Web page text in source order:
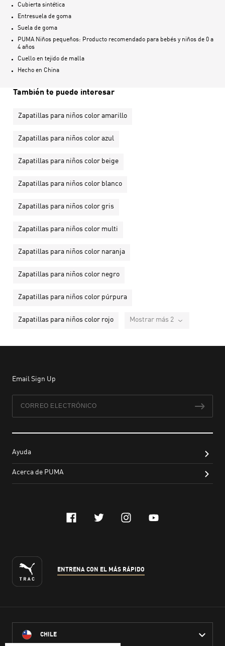
Cubierta sintética
Entresuela de goma
Suela de goma
PUMA Niños pequeños: Producto recomendado para bebés y niños de 0 a
4 años
Cuello en tejido de malla
Hecho en China
También te puede interesar
Zapatillas para niños color amarillo
Zapatillas para niños color azul
Zapatillas para niños color beige
Zapatillas para niños color blanco
Zapatillas para niños color gris
Zapatillas para niños color multi
Zapatillas para niños color naranja
Zapatillas para niños color negro
Zapatillas para niños color púrpura
Zapatillas para niños color rojo Mostrar más 2